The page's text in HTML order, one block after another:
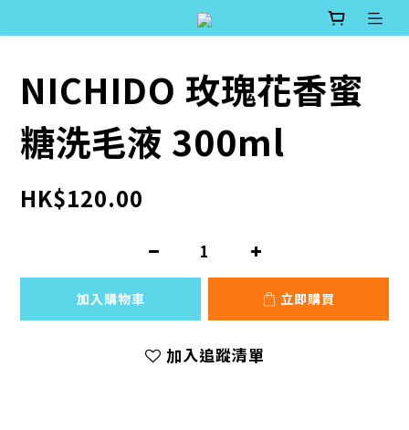
NICHIDO 玫瑰花香蜜
糖洗毛液 300ml
HK$120.00
加入購物車 立即購買
加入追蹤清單